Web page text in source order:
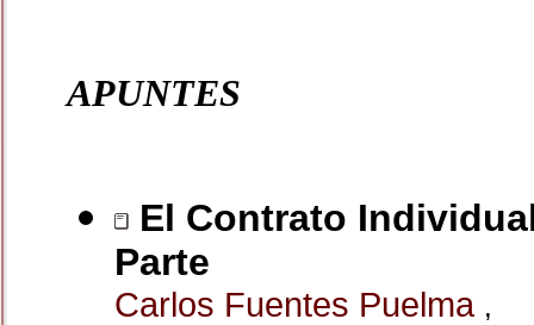
APUNTES
El Contrato
Parte
Carlos Fuentes Puelma ,